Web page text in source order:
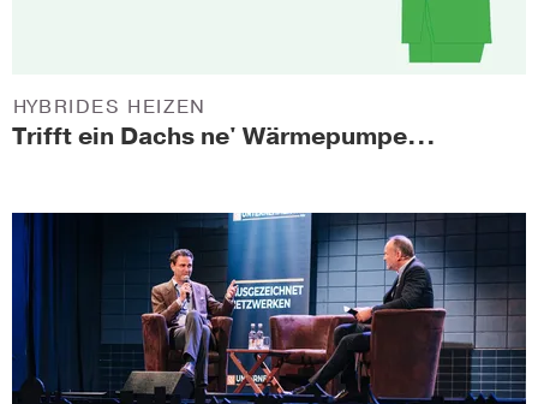
Trifft ein Dachs ne' Wärmepumpe...
HYBRIDES HEIZEN